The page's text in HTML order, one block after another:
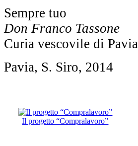
Sempre tuo
Don Franco Tassone
Curia vescovile di
Pavia, S. Siro, 2014
Il progetto “Compralavoro”